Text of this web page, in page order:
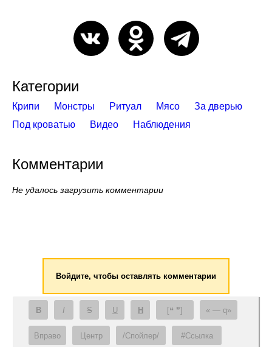
Категории
Крипи Монстры Ритуал Мясо
За дверью
Под кроватью
Видео Наблюдения
Комментарии
Не удалось загрузить комментарии
Войдите, чтобы оставлять комментарии
B I S U H [❝ ❞] — q
Вправо Центр /Спойлер/ #Ссылка